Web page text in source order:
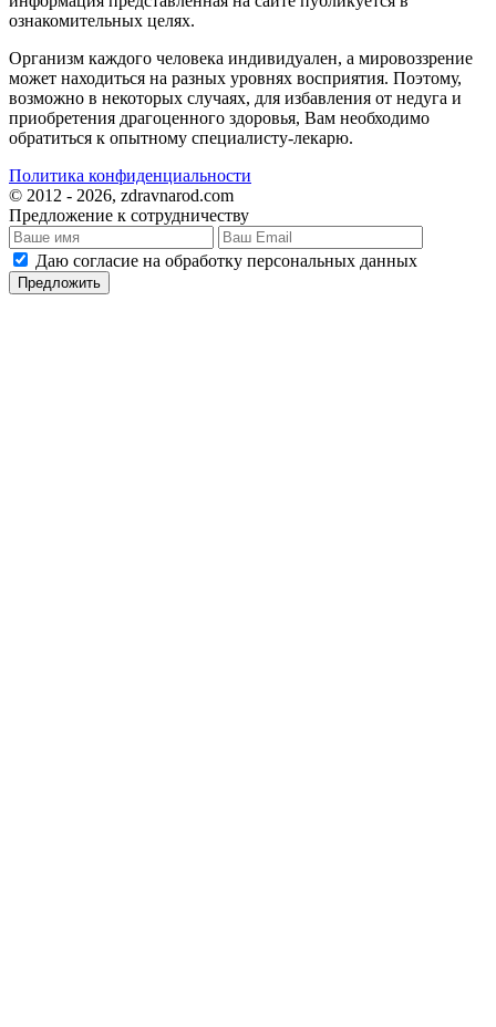
ознакомительных целях.
Организм каждого человека индивидуален, а мировоззрение
может находиться на разных уровнях восприятия. Поэтому,
возможно в некоторых случаях, для избавления от недуга и
приобретения драгоценного здоровья, Вам необходимо
обратиться к опытному специалисту-лекарю.
Политика конфиденциальности
© 2012 - 2026, zdravnarod.com
Предложение к сотрудничеству
Даю согласие на обработку персональных данных